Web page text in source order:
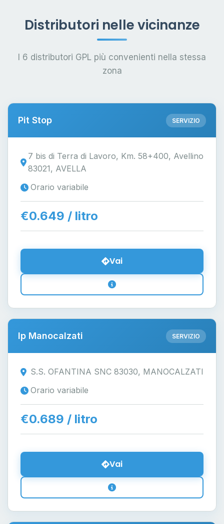
Distributori nelle vicinanze
I 6 distributori GPL più convenienti nella stessa
zona
Pit Stop SERVIZIO
7 bis di Terra di Lavoro, Km. 58+400, Avellino
83021, AVELLA
Orario variabile
€0.649 / litro
Vai
Ip Manocalzati SERVIZIO
S.S. OFANTINA SNC 83030, MANOCALZATI
Orario variabile
€0.689 / litro
Vai